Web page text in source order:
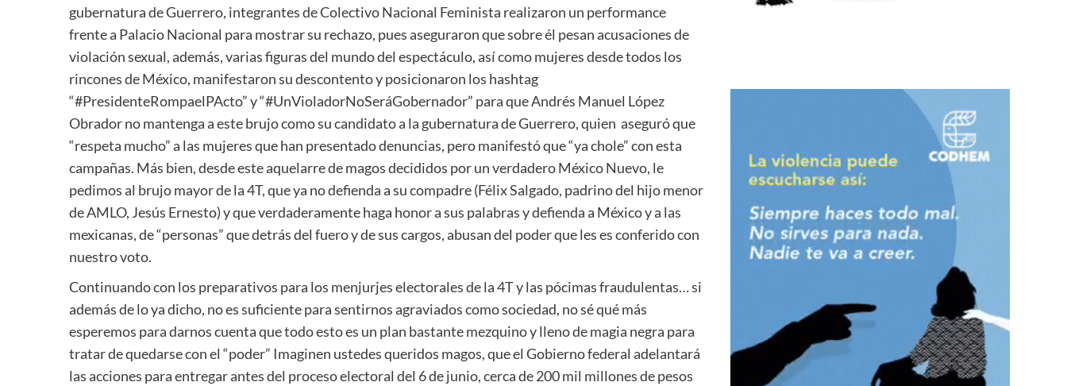
gubernatura de Guerrero, integrantes de Colectivo Nacional Feminista realizaron un performance
frente a Palacio Nacional para mostrar su rechazo, pues aseguraron que sobre él pesan acusaciones de
violación sexual, además, varias figuras del mundo del espectáculo, así como mujeres desde todos los
rincones de México, manifestaron su descontento y posicionaron los hashtag
“#PresidenteRompaelPActo” y “#UnVioladorNoSeráGobernador” para que Andrés Manuel López
Obrador no mantenga a este brujo como su candidato a la gubernatura de Guerrero, quien aseguró que
“respeta mucho” a las mujeres que han presentado denuncias, pero manifestó que “ya chole” con esta
campañas. Más bien, desde este aquelarre de magos decididos por un verdadero México Nuevo, le
pedimos al brujo mayor de la 4T, que ya no defienda a su compadre (Félix Salgado, padrino del hijo menor
de AMLO, Jesús Ernesto) y que verdaderamente haga honor a sus palabras y defienda a México y a las
mexicanas, de “personas” que detrás del fuero y de sus cargos, abusan del poder que les es conferido con
nuestro voto.
Continuando con los preparativos para los menjurjes electorales de la 4T y las pócimas fraudulentas… si
además de lo ya dicho, no es suficiente para sentirnos agraviados como sociedad, no sé qué más
esperemos para darnos cuenta que todo esto es un plan bastante mezquino y lleno de magia negra para
tratar de quedarse con el “poder” Imaginen ustedes queridos magos, que el Gobierno federal adelantará
las acciones para entregar antes del proceso electoral del 6 de junio, cerca de 200 mil millones de pesos